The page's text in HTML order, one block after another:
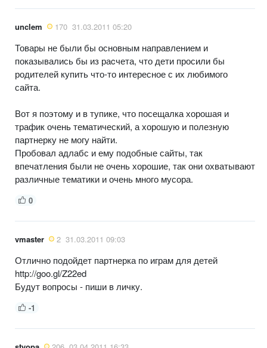
unclem 170 31.03.2011 05:20
Товары не были бы основным направлением и
показывались бы из раcчета, что дети просили бы
родителей купить что-то интересное с их любимого
сайта.
Вот я поэтому и в тупике, что посещалка хорошая и
трафик очень тематический, а хорошую и полезную
партнерку не могу найти.
Пробовал адлабс и ему подобные сайты, так
впечатления были не очень хорошие, так они охватывают
различные тематики и очень много мусора.
0
vmaster 2 31.03.2011 09:03
Отлично подойдет партнерка по играм для детей
http://goo.gl/Z22ed
Будут вопросы - пиши в личку.
-1